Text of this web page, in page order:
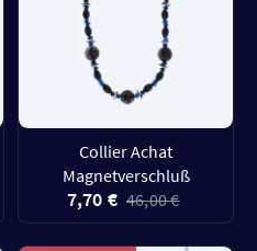
Collier Achat
Magnetverschluß
7,70 € 46,00 €